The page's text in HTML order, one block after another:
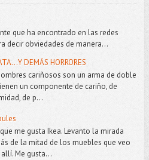
que ha encontrado en las redes
decir obviedades de manera...
DEMÁS HORRORES
cariñosos son un arma de doble
un componente de cariño, de
de p...
me gusta Ikea. Levanto la mirada
de la mitad de los muebles que veo
Me gusta...